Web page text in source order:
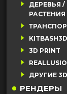
ДЕРЕВЬЯ /
РАСТЕНИЯ
KITBASH3D
3D PRINT
ДРУГИЕ 3D
РЕНДЕРЫ